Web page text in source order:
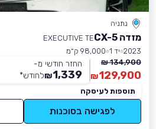
נתניה
מזדה CX-5
EXECUTIVE TE
2023 יד 1
98,000 ק״מ
134,900 ₪
129,900
₪
החזר חודשי מ-
1,339
₪לחודש*
תוספות לעיסקה
לפגישה בסוכנות